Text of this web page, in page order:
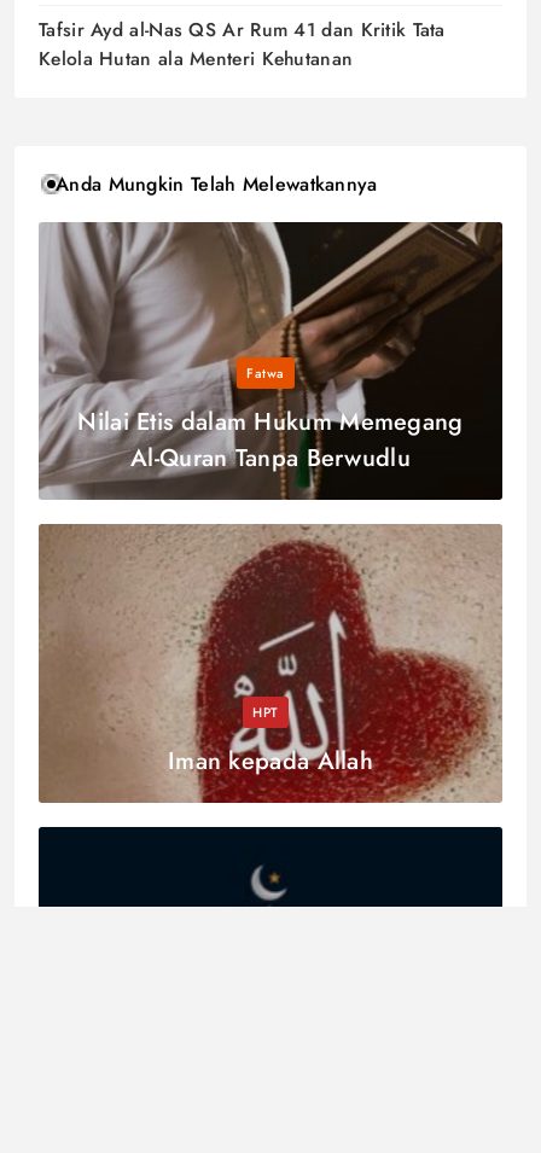
Tafsir Ayd al-Nas QS Ar Rum 41 dan Kritik Tata
Kelola Hutan ala Menteri Kehutanan
Anda Mungkin Telah Melewatkannya
Fatwa
Nilai Etis dalam Hukum Memegang
Al-Quran Tanpa Berwudlu
HPT
Iman kepada Allah